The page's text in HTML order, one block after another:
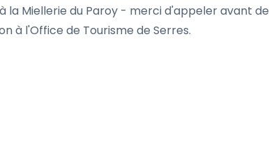
la Miellerie du Paroy - merci d'appeler avant de
à l'Office de Tourisme de Serres.